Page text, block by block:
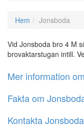
Hem Jonsboda
Vid Jonsboda bro 4 M
brovaktarstugan intill.
Mer information
Fakta om
Kontakta Jonsboda